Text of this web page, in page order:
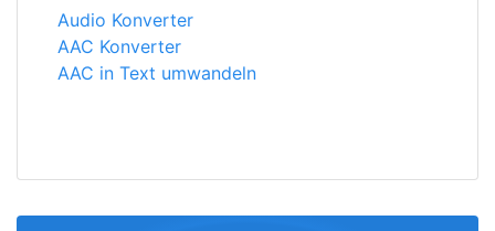
Audio Konverter
AAC Konverter
AAC in Text umwandeln